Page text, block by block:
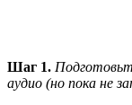
Шаг 1.
аудио (но пока не